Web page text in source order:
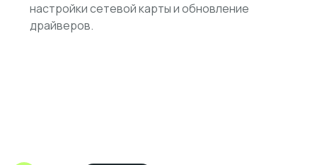
настройки сетевой карты и обновление
драйверов.